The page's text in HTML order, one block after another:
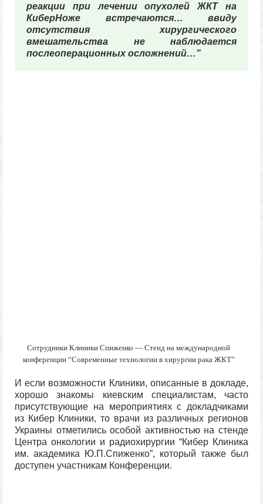
реакции при лечении опухолей ЖКТ на
КиберНоже встречаются… ввиду
отсутствия хирургического
вмешательства не наблюдается
послеоперационных осложнений…”
Сотрудники Клиники Спиженко — Стенд на международной
конференции “Современные технологии в хирургии рака ЖКТ”
И если возможности Клиники, описанные в докладе,
хорошо знакомы киевским специалистам, часто
присутствующие на мероприятиях с докладчиками
из Кибер Клиники, то врачи из различных регионов
Украины отметились особой активностью на стенде
Центра онкологии и радиохирургии “Кибер Клиника
им. академика Ю.П.Спиженко”, который также был
доступен участникам Конференции.